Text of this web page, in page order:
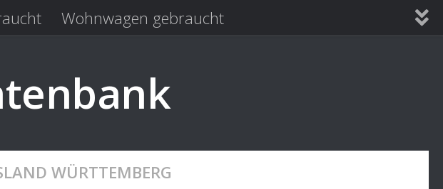
Wohnwagen gebraucht
WÜRTTEMBERG